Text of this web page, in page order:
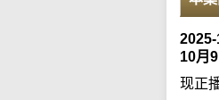
10月
现正